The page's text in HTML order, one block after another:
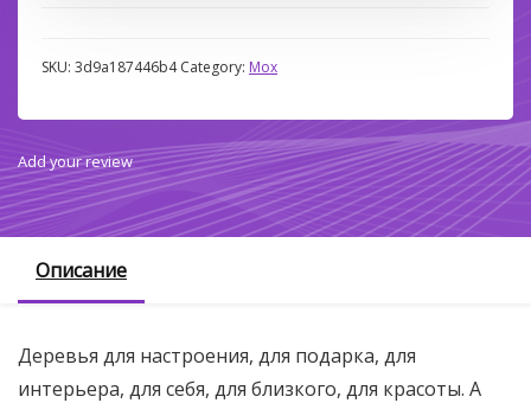
SKU: 3d9a187446b4 Category: Мох
Add your review
Описание
Деревья для настроения, для подарка, для
интерьера, для себя, для близкого, для красоты. А